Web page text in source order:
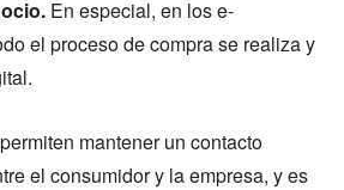
En especial, en los e-
el proceso de compra se realiza y
mantener un contacto
el consumidor y la empresa, y es